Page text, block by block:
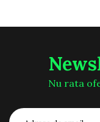
Nu rata